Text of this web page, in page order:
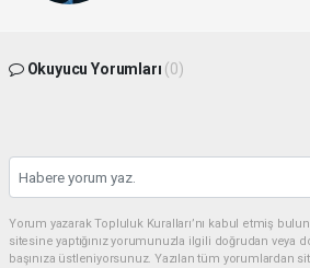
Okuyucu Yorumları (0)
Yorum yazarak Topluluk Kuralları’nı kabul etmiş
sitesine yaptığınız yorumunuzla ilgili doğrudan veya
başınıza üstleniyorsunuz. Yazılan tüm yorumlardan